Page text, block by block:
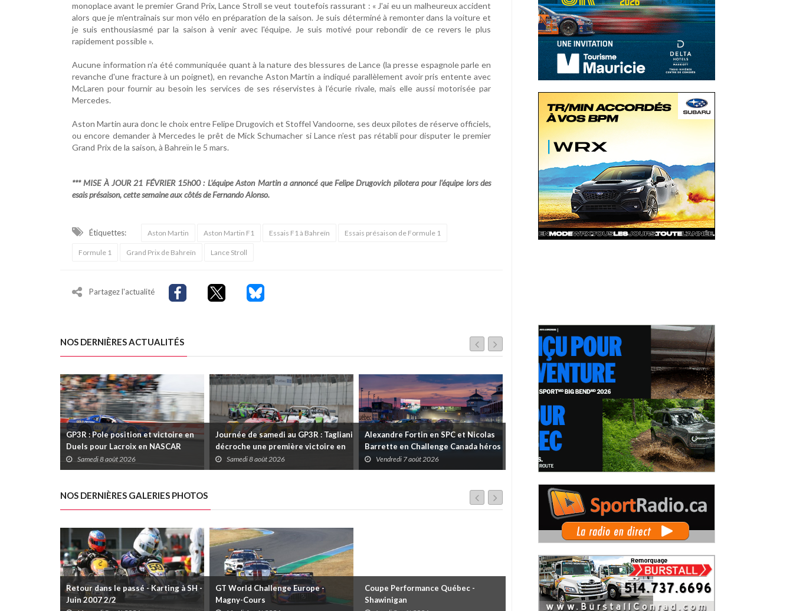
monoplace avant le premier Grand Prix, Lance Stroll se veut toutefois rassurant : « J'ai eu un malheureux accident
alors que je m'entraînais sur mon vélo en préparation de la saison. Je suis déterminé à remonter dans la voiture et
je suis enthousiasmé par la saison à venir avec l'équipe. Je suis motivé pour rebondir de ce revers le plus
rapidement possible ».
Aucune information n’a été communiquée quant à la nature des blessures de Lance (la presse espagnole parle en
revanche d'une fracture à un poignet), en revanche Aston Martin a indiqué parallèlement avoir pris entente avec
McLaren pour fournir au besoin les services de ses réservistes à l’écurie rivale, mais elle aussi motorisée par
Mercedes.
Aston Martin aura donc le choix entre Felipe Drugovich et Stoffel Vandoorne, ses deux pilotes de réserve officiels,
ou encore demander à Mercedes le prêt de Mick Schumacher si Lance n’est pas rétabli pour disputer le premier
Grand Prix de la saison, à Bahreïn le 5 mars.
*** MISE À JOUR 21 FÉVRIER 15h00 : L'équipe Aston Martin a annoncé que Felipe Drugovich pilotera pour l'équipe lors des
esais présaison, cette semaine aux côtés de Fernando Alonso.
Étiquettes: Aston Martin Aston Martin F1 Essais F1 à Bahreïn Essais présaison de Formule 1
Formule 1 Grand Prix de Bahreïn Lance Stroll
Partagez l'actualité
NOS DERNIÈRES ACTUALITÉS
GP3R : Pole position et victoire en
Duels pour Lacroix en NASCAR
Canada; Camirand remporte l'autre
Duels
Samedi 8 août 2026
Journée de samedi au GP3R : Tagliani
décroche une première victoire en
Coupe Radical; des courses très
disputées dans toutes les séries
Samedi 8 août 2026
Alexandre Fortin en SPC et Nicolas
Barrette en Challenge Canada héros
des premières courses du week-end
au GP3R
Vendredi 7 août 2026
Rétro: Il y a de cela 50 ans, le Grand
Prix de Trois-Rivières de 1976
Vendredi 7 août 2026
Les Sprints Omnifab font leurs
débuts au Grand Prix de Trois-
Rivières avec un format inspiré de
Daytona
Jeudi 6 août 2026
NOS DERNIÈRES GALERIES PHOTOS
Retour dans le passé - Karting à SH -
Juin 2007 2/2
GT World Challenge Europe -
Magny-Cours
Coupe Performance Québec -
Shawinigan
WRC Rallye de Finlande 2026 -
Étapes dimanche et podium
WRC Rallye de Finlande 2026 -
Étapes samedi